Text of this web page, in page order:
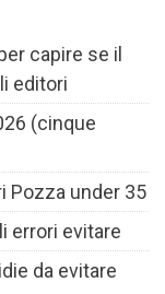
capire se il
editori
(cinque
Pozza under 35
errori evitare
da evitare